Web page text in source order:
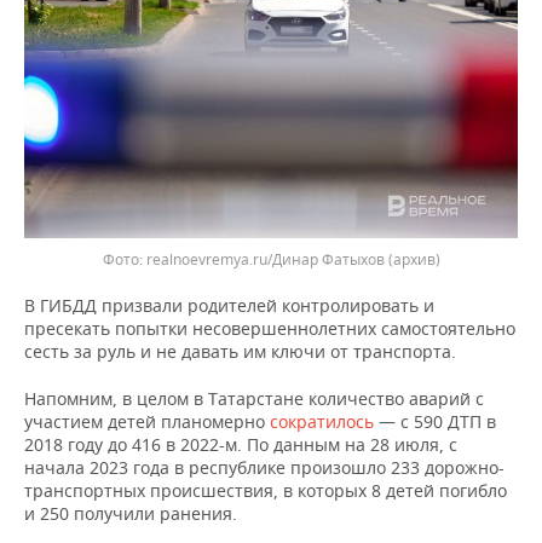
realnoevremya.ru/Динар Фатыхов (архив)
В ГИБДД призвали родителей контролировать и
пресекать попытки несовершеннолетних самостоятельно
сесть за руль и не давать им ключи от транспорта.
Напомним, в целом в Татарстане количество аварий с
участием детей планомерно сократилось — с 590 ДТП в
2018 году до 416 в 2022-м. По данным на 28 июля, с
начала 2023 года в республике произошло 233 дорожно-
транспортных происшествия, в которых 8 детей погибло
и 250 получили ранения.